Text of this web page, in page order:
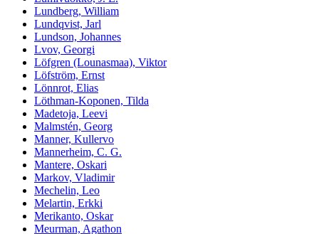
Lundberg, William
Lundqvist, Jarl
Lundson, Johannes
Lvov, Georgi
Löfgren (Lounasmaa), Viktor
Löfström, Ernst
Lönnrot, Elias
Löthman-Koponen, Tilda
Madetoja, Leevi
Malmstén, Georg
Manner, Kullervo
Mannerheim, C. G.
Mantere, Oskari
Markov, Vladimir
Mechelin, Leo
Melartin, Erkki
Merikanto, Oskar
Meurman, Agathon